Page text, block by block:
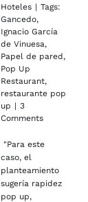
Hoteles | Tags:
Gancedo,
Ignacio García
de Vinuesa,
Papel de pared,
Pop Up
Restaurant,
restaurante pop
up | 3
Comments
"Para este
caso, el
planteamiento
sugería rapidez
pop up,